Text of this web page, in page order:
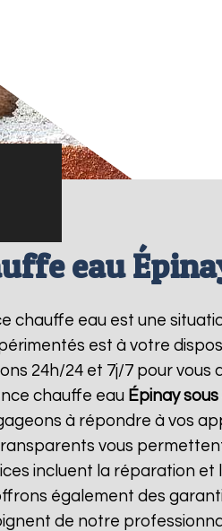
eau
chauffe eau est une
est à votre
24h/24 et 7j/7 pour
chauffe eau Épinay
à répondre à vos
vous
incluent la réparation
également des
de notre